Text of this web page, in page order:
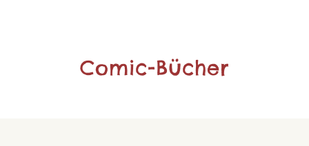
Comic-Bücher